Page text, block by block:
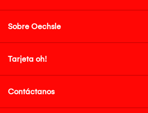
Sobre Oechsle
Tarjeta oh!
Contáctanos